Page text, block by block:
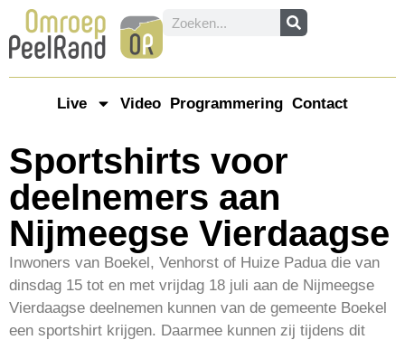
Live Video Programmering Contact
Sportshirts voor
deelnemers aan
Nijmeegse Vierdaagse
Inwoners van Boekel, Venhorst of Huize Padua die van
dinsdag 15 tot en met vrijdag 18 juli aan de Nijmeegse
Vierdaagse deelnemen kunnen van de gemeente Boekel
een sportshirt krijgen. Daarmee kunnen zij tijdens dit